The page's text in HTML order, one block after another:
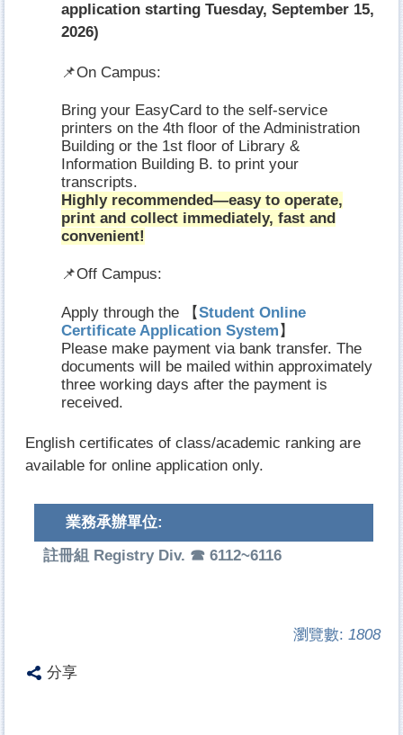
application starting Tuesday, September 15,
2026)
📌On Campus:
Bring your EasyCard to the self-service
printers on the 4th floor of the Administration
Building or the 1st floor of Library &
Information Building B. to print your
transcripts.
Highly recommended—easy to operate,
print and collect immediately, fast and
convenient!
📌Off Campus:
Apply through the 【Student Online
Certificate Application System 】
Please make payment via bank transfer. The
documents will be mailed within approximately
three working days after the payment is
received.
English certificates of class/academic ranking are
available for online application only.
業務承辦單位:
註冊組 Registry Div. ☎ 6112~6116
瀏覽數: 1808
分享